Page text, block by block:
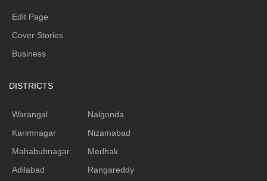
Edit Page
Cover Stories
Business
DISTRICTS
Warangal
Karimnagar
Mahabubnagar
Adilabad
Nalgonda
Nizamabad
Medhak
Rangareddy